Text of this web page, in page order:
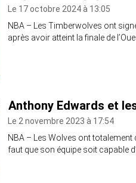
Le 17 octobre 2024 à 13:05
NBA – Les Timberwolves ont
après avoir atteint la finale de
Anthony Edwards et
Le 2 novembre 2023 à 17:54
NBA – Les Wolves ont
faut que son équipe soit capable